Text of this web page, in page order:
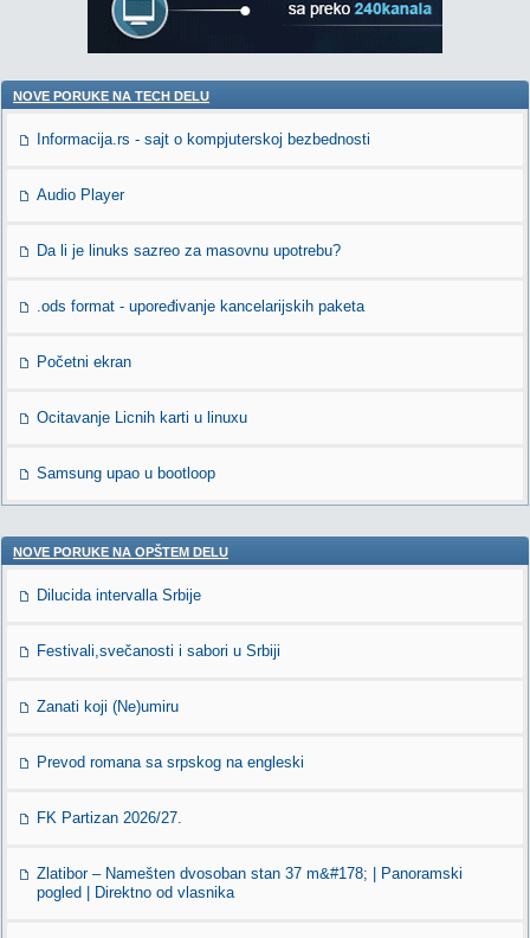
NOVE PORUKE NA TECH DELU
Informacija.rs - sajt o kompjuterskoj bezbednosti
Audio Player
Da li je linuks sazreo za masovnu upotrebu?
.ods format - upoređivanje kancelarijskih paketa
Početni ekran
Ocitavanje Licnih karti u linuxu
Samsung upao u bootloop
NOVE PORUKE NA OPŠTEM DELU
Dilucida intervalla Srbije
Festivali,svečanosti i sabori u Srbiji
Zanati koji (Ne)umiru
Prevod romana sa srpskog na engleski
FK Partizan 2026/27.
Zlatibor – Namešten dvosoban stan 37 m&#178; | Panoramski
pogled | Direktno od vlasnika